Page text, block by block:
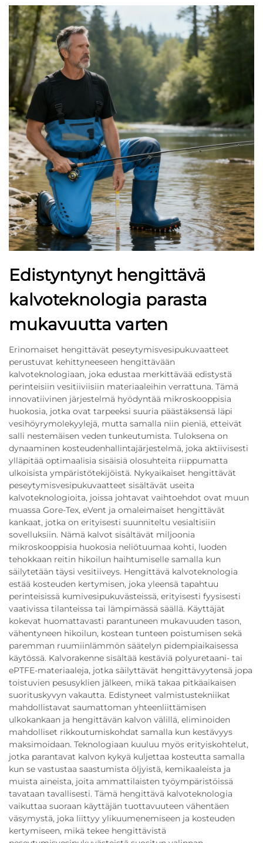
Edistyntynyt hengittävä
kalvoteknologia parasta
mukavuutta varten
Erinomaiset hengittävät peseytymisvesipukuvaatteet
perustuvat kehittyneeseen hengittävään
kalvoteknologiaan, joka edustaa merkittävää edistystä
perinteisiin vesitiiviisiin materiaaleihin verrattuna. Tämä
innovatiivinen järjestelmä hyödyntää mikroskooppisia
huokosia, jotka ovat tarpeeksi suuria päästäksensä läpi
vesihöyrymolekyylejä, mutta samalla niin pieniä, etteivät
salli nestemäisen veden tunkeutumista. Tuloksena on
dynaaminen kosteudenhallintajärjestelmä, joka aktiivisesti
ylläpitää optimaalisia sisäisiä olosuhteita riippumatta
ulkoisista ympäristötekijöistä. Nykyaikaiset hengittävät
peseytymisvesipukuvaatteet sisältävät useita
kalvoteknologioita, joissa johtavat vaihtoehdot ovat muun
muassa Gore-Tex, eVent ja omaleimaiset hengittävät
kankaat, jotka on erityisesti suunniteltu vesialtisiin
sovelluksiin. Nämä kalvot sisältävät miljoonia
mikroskooppisia huokosia neliötuumaa kohti, luoden
tehokkaan reitin hikoilun haihtumiselle samalla kun
säilytetään täysi vesitiiveys. Hengittävä kalvoteknologia
estää kosteuden kertymisen, joka yleensä tapahtuu
perinteisissä kumivesipukuvästeissä, erityisesti fyysisesti
vaativissa tilanteissa tai lämpimässä säällä. Käyttäjät
kokevat huomattavasti parantuneen mukavuuden tason,
vähentyneen hikoilun, kostean tunteen poistumisen sekä
paremman ruumiinlämmön säätelyn pidempiaikaisessa
käytössä. Kalvorakenne sisältää kestäviä polyuretaani- tai
ePTFE-materiaaleja, jotka säilyttävät hengittävyytensä jopa
toistuvien pesusyklien jälkeen, mikä takaa pitkäaikaisen
suorituskyvyn vakautta. Edistyneet valmistustekniikat
mahdollistavat saumattoman yhteenliittämisen
ulkokankaan ja hengittävän kalvon välillä, eliminoiden
mahdolliset rikkoutumiskohdat samalla kun kestävyys
maksimoidaan. Teknologiaan kuuluu myös erityiskohtelut,
jotka parantavat kalvon kykyä kuljettaa kosteutta samalla
kun se vastustaa saastumista öljyistä, kemikaaleista ja
muista aineista, joita ammattilaisten työympäristöissä
tavataan tavallisesti. Tämä hengittävä kalvoteknologia
vaikuttaa suoraan käyttäjän tuottavuuteen vähentäen
väsymystä, joka liittyy ylikuumenemiseen ja kosteuden
kertymiseen, mikä tekee hengittävistä